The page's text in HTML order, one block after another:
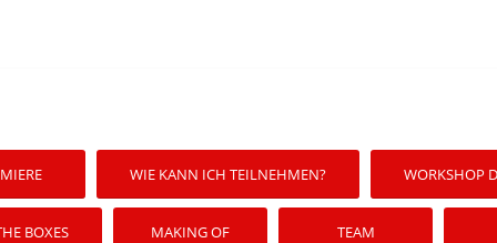
WIE KANN ICH TEILNEHMEN? WORKSHOP
BOXES MAKING OF TEAM